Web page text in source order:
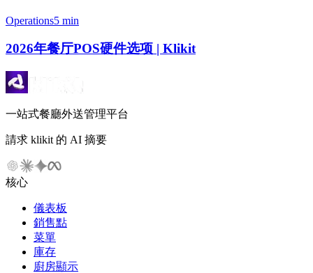
Operations5 min
2026年餐厅POS硬件选项 | Klikit
一站式餐廳外送管理平台
請求 klikit 的 AI 摘要
核心
儀表板
銷售點
菜單
庫存
廚房顯示